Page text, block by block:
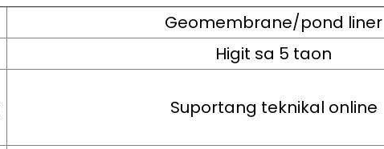
Geomembrane/pond liner
Higit sa 5 taon
Suportang teknikal online